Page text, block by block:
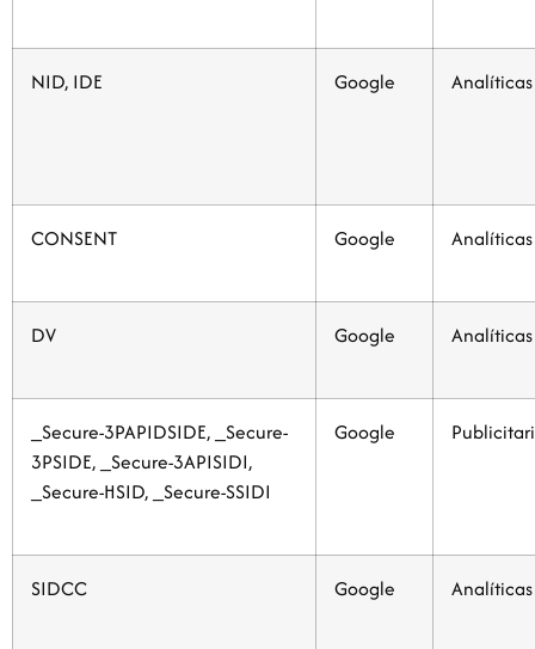
NID, IDE Google Analíticas
CONSENT Google Analíticas
DV Google Analíticas
_Secure-3PAPIDSIDE, _Secure-
3PSIDE, _Secure-3APISIDI,
_Secure-HSID, _Secure-SSIDI
Google
SIDCC Google Analíticas